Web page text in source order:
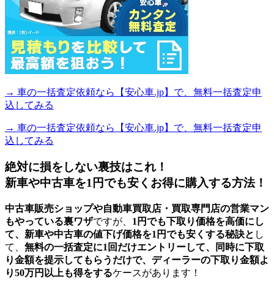
→ 車の一括査定依頼なら【安心車.jp】で、無料一括査定申
込してみる
→ 車の一括査定依頼なら【安心車.jp】で、無料一括査定申
込してみる
絶対に損をしない裏技はこれ！
新車や中古車を1円でも安くお得に購入する方法！
中古車販売ショップや自動車買取店・買取専門店の営業マン
もやっている裏ワザですが、 1円でも下取り価格を高価にし
て、 新車や中古車の値下げ価格を1円でも安くする秘訣と し
て、 無料の一括査定に1回だけエントリーして、同時に下取
り金額を提示してもらうだけで、ディーラーの下取り金額よ
り50万円以上も得をするケースがあります！